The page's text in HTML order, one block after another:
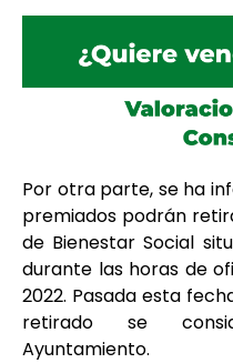
Por otra parte, se ha
premiados podrán
de Bienestar Social
durante las horas de
2022. Pasada esta
retirado se
Ayuntamiento.